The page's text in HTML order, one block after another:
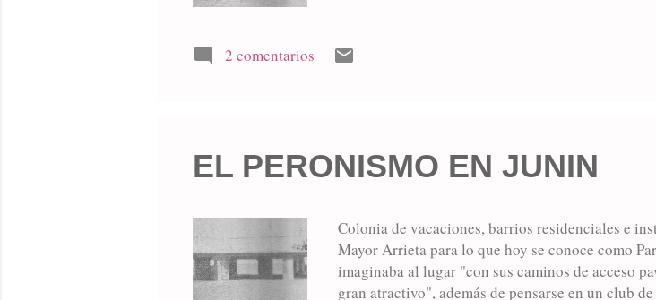
nacional mayor Alfredo Arrieta, era jefe de la
2 comentarios
EL PERONISMO EN JUNIN
Colonia de vacaciones, barrios residenciales e
Mayor Arrieta para lo que hoy se conoce como
imaginaba al lugar "con sus caminos de acceso
gran atractivo", además de pensarse en un club